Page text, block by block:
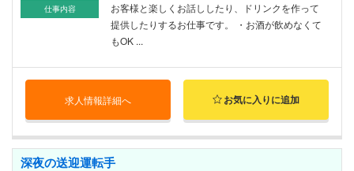
仕事内容
お客様と楽しくお話ししたり、ドリンクを作って
提供したりするお仕事です。 ・お酒が飲めなくて
もOK ...
求人情報詳細へ お気に入りに追加
深夜の送迎運転手